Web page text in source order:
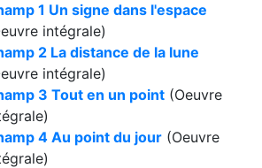
1 Un signe dans l'espace
intégrale)
2 La distance de la lune
intégrale)
3 Tout en un point (Oeuvre
4 Au point du jour (Oeuvre